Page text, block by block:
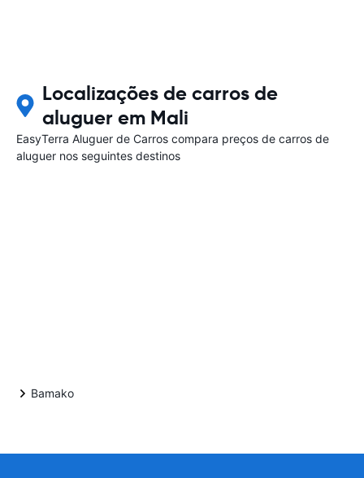
Localizações de carros de
aluguer em Mali
EasyTerra Aluguer de Carros compara preços de carros de
aluguer nos seguintes destinos
Bamako